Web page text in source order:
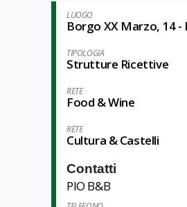
LUOGO
Borgo XX Marzo, 14 -
TIPOLOGIA
Strutture Ricettive
RETE
Food & Wine
RETE
Cultura & Castelli
Contatti
PIO B&B